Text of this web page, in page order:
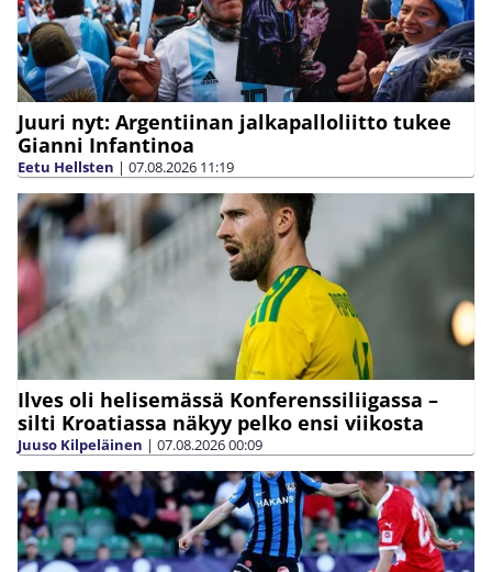
Juuri nyt: Argentiinan jalkapalloliitto tukee
Gianni Infantinoa
Eetu Hellsten | 07.08.2026 11:19
Ilves oli helisemässä Konferenssiliigassa –
silti Kroatiassa näkyy pelko ensi viikosta
Juuso Kilpeläinen | 07.08.202600:09